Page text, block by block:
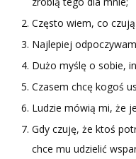
Często wiem, co
Najlepiej
Dużo myślę o sobie,
Czasem chcę kogoś
Ludzie mówią mi, że
Gdy czuję, że ktoś
chce mu udzielić